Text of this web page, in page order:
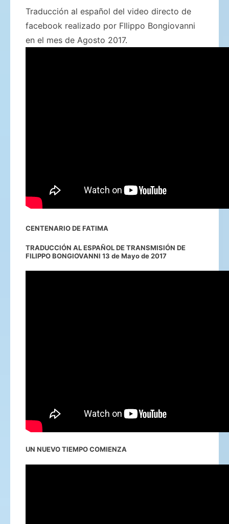
Traducción al español del video directo de
facebook realizado por FIlippo Bongiovanni
en el mes de Agosto 2017.
CENTENARIO DE FATIMA
TRADUCCIÓN AL ESPAÑOL DE TRANSMISIÓN DE
FILIPPO BONGIOVANNI 13 de Mayo de 2017
UN NUEVO TIEMPO COMIENZA